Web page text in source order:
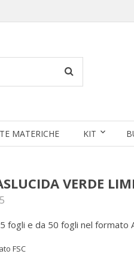
MATERICHE KIT
VERDE
fogli e da 50 fogli nel formato
FSC